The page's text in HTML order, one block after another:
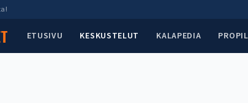
ETUSIVU KESKUSTELUT KALAPEDIA